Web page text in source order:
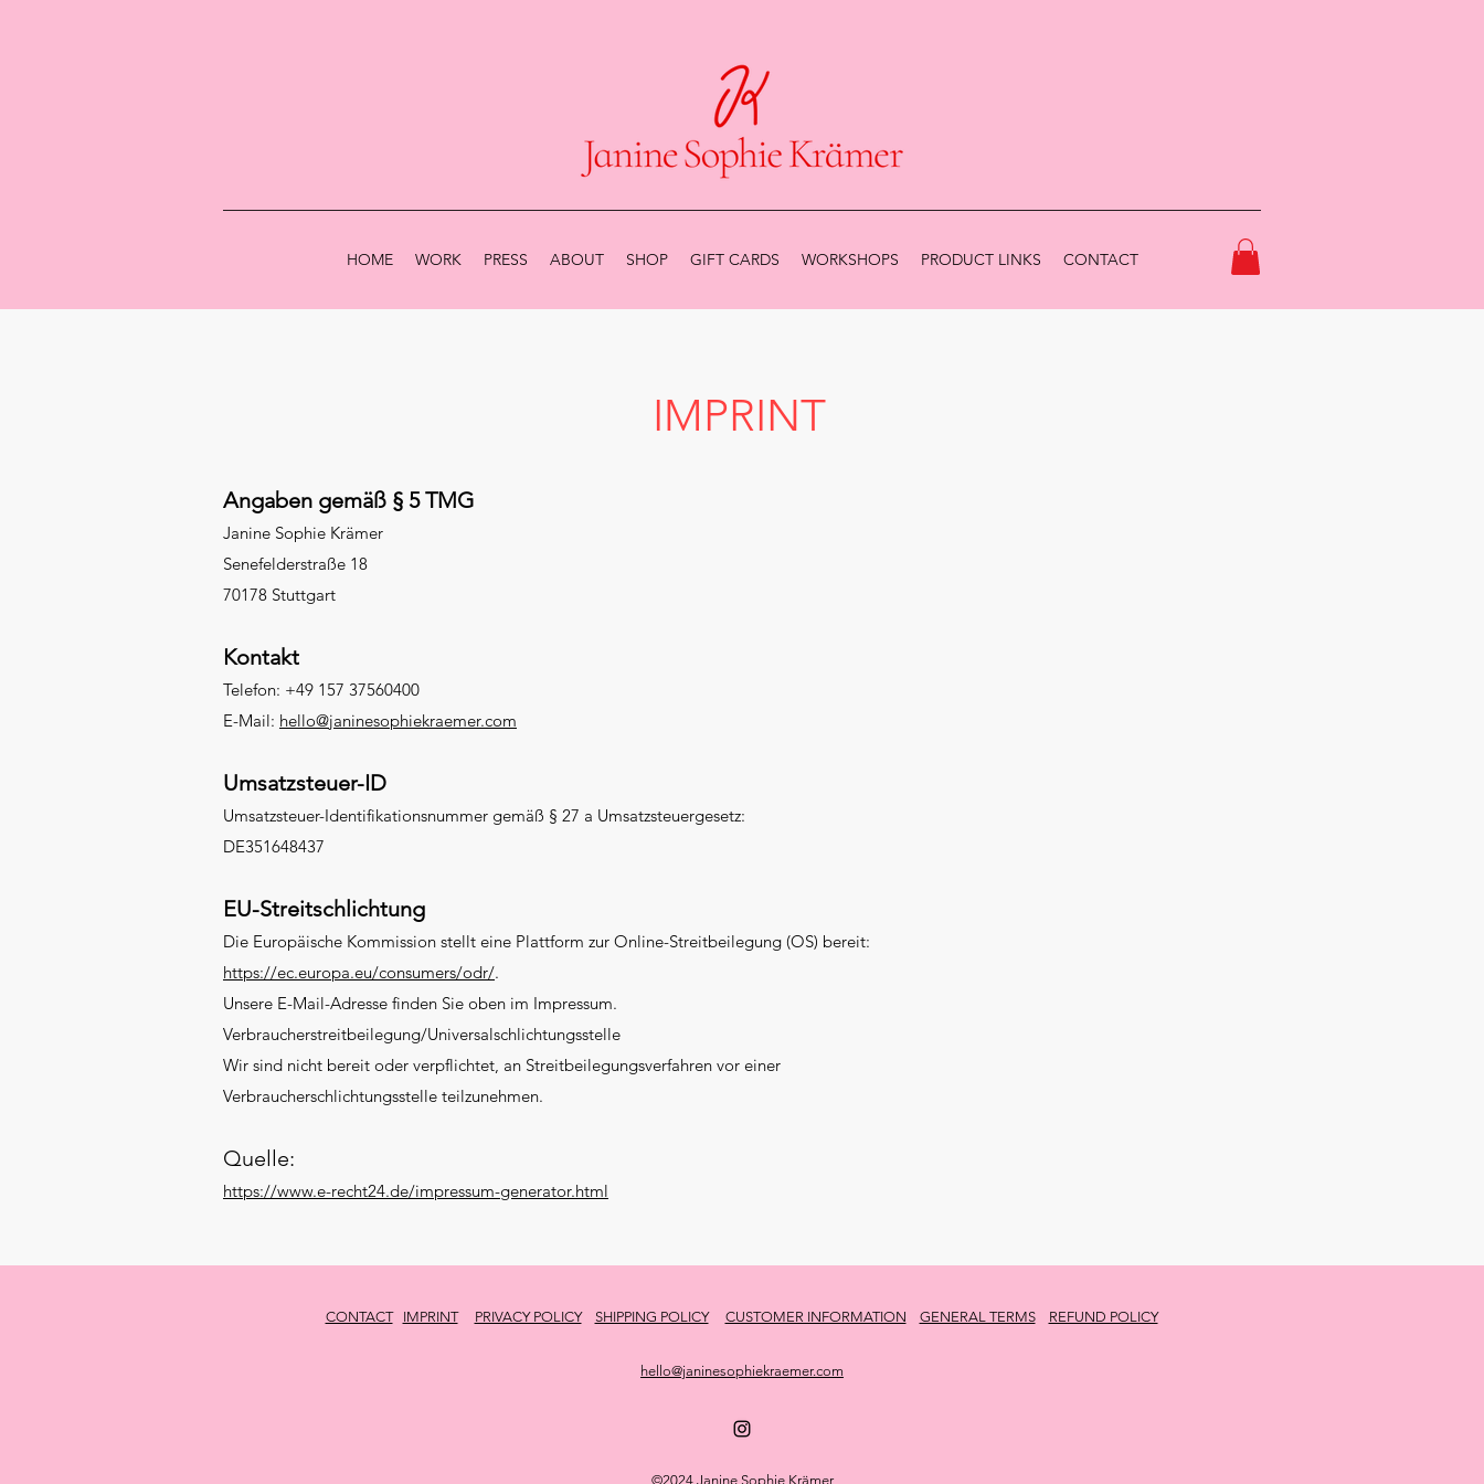
HOME WORK PRESS ABOUT SHOP GIFT CARDS WORKSHOPS PRODUCT LINKS CONTACT
IMPRINT
Angaben gemäß § 5 TMG
Janine Sophie Krämer
Senefelderstraße 18
70178 Stuttgart
Kontakt
Telefon: +49 157 37560400
E-Mail: hello@janinesophiekraemer.com
Umsatzsteuer-ID
Umsatzsteuer-Identifikationsnummer gemäß § 27 a Umsatzsteuergesetz:
DE351648437
EU-Streitschlichtung
Die Europäische Kommission stellt eine Plattform zur Online-Streitbeilegung (OS) bereit:
https://ec.europa.eu/consumers/odr/.
Unsere E-Mail-Adresse finden Sie oben im Impressum.
Verbraucherstreitbeilegung/Universalschlichtungsstelle
Wir sind nicht bereit oder verpflichtet, an Streitbeilegungsverfahren vor einer
Verbraucherschlichtungsstelle teilzunehmen.
Quelle:
https://www.e-recht24.de/impressum-generator.html
CONTACT IMPRINT PRIVACY POLICY SHIPPING POLICY CUSTOMER INFORMATION GENERAL TERMS REFUND POLICY
hello@janinesophiekraemer.com
©2024 Janine Sophie Krämer